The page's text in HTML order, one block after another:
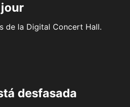
jour
de la Digital Concert Hall.
desfasada